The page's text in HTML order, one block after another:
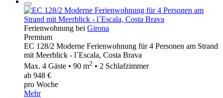
Ferienwohnung bei Girona
Premium
EC 128/2 Moderne Ferienwohnung für 4 Personen am Strand
mit Meerblick - l´Escala, Costa Brava
Max. 4 Gäste • 90 m2 • 2 Schlafzimmer
ab 948 €
pro Woche
Mehr